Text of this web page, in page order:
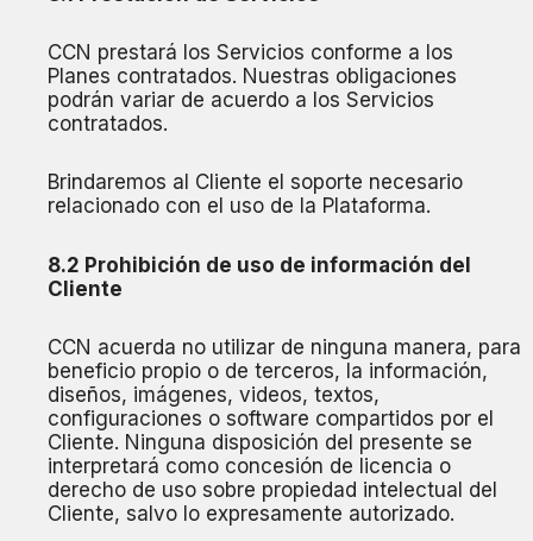
CCN prestará los Servicios conforme a los
Planes contratados. Nuestras obligaciones
podrán variar de acuerdo a los Servicios
contratados.
Brindaremos al Cliente el soporte necesario
relacionado con el uso de la Plataforma.
8.2 Prohibición de uso de información del
Cliente
CCN acuerda no utilizar de ninguna manera, para
beneficio propio o de terceros, la información,
diseños, imágenes, videos, textos,
configuraciones o software compartidos por el
Cliente. Ninguna disposición del presente se
interpretará como concesión de licencia o
derecho de uso sobre propiedad intelectual del
Cliente, salvo lo expresamente autorizado.